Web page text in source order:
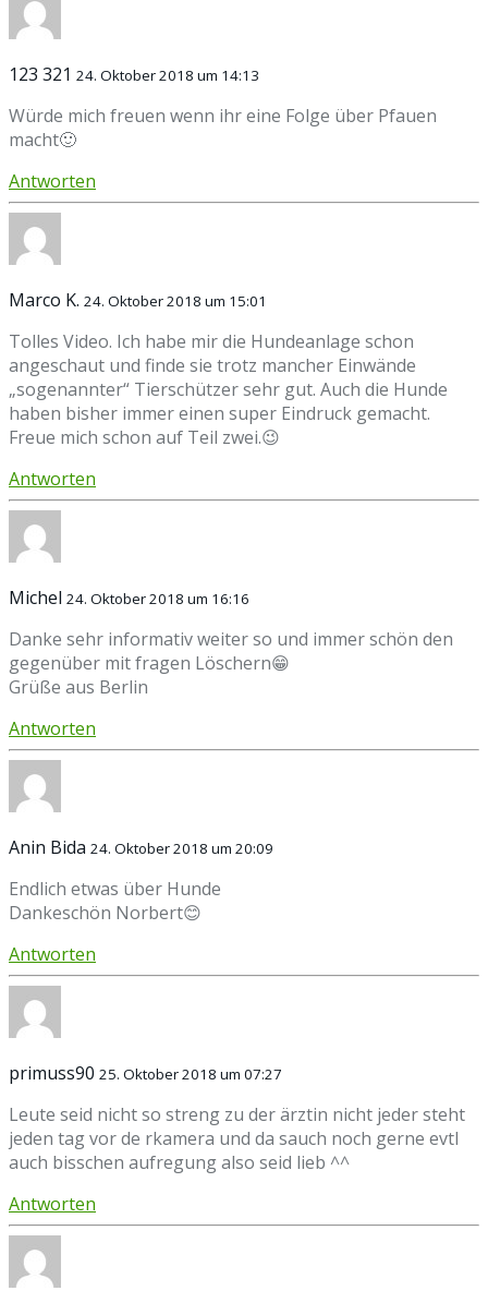
123 321 24. Oktober 2018 um 14:13
Würde mich freuen wenn ihr eine Folge über Pfauen
macht🙂
Antworten
Marco K. 24. Oktober 2018 um 15:01
Tolles Video. Ich habe mir die Hundeanlage schon
angeschaut und finde sie trotz mancher Einwände
„sogenannter“ Tierschützer sehr gut. Auch die Hunde
haben bisher immer einen super Eindruck gemacht.
Freue mich schon auf Teil zwei.😉
Antworten
Michel 24. Oktober 2018 um 16:16
Danke sehr informativ weiter so und immer schön den
gegenüber mit fragen Löschern😁
Grüße aus Berlin
Antworten
Anin Bida 24. Oktober 2018 um 20:09
Endlich etwas über Hunde
Dankeschön Norbert😊
Antworten
primuss90 25. Oktober 2018 um 07:27
Leute seid nicht so streng zu der ärztin nicht jeder steht
jeden tag vor de rkamera und da sauch noch gerne evtl
auch bisschen aufregung also seid lieb ^^
Antworten